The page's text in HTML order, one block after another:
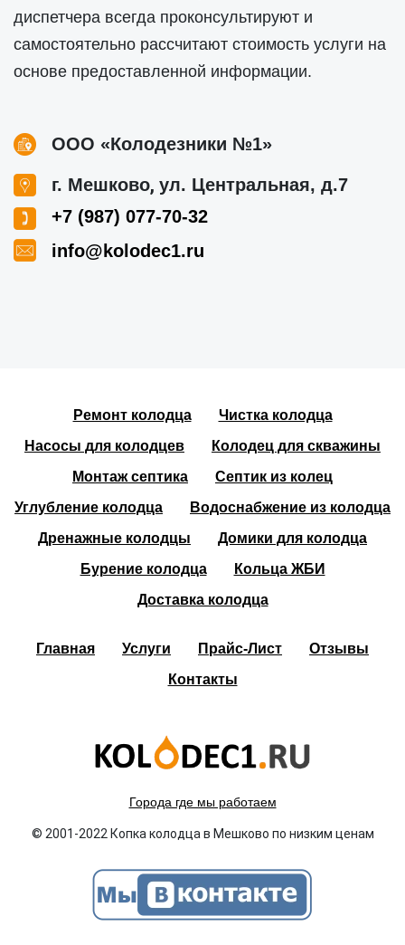
диспетчера всегда проконсультируют и
самостоятельно рассчитают стоимость услуги на
основе предоставленной информации.
ООО «Колодезники №1»
г. Мешково, ул. Центральная, д.7
+7 (987) 077-70-32
info@kolodec1.ru
Ремонт колодца
Чистка колодца
Насосы для колодцев
Колодец для скважины
Монтаж септика
Септик из колец
Углубление колодца
Водоснабжение из колодца
Дренажные колодцы
Домики для колодца
Бурение колодца
Кольца ЖБИ
Доставка колодца
Главная Услуги Прайс-Лист
Отзывы
Контакты
Города где мы работаем
© 2001-2022 Копка колодца в Мешково по низким ценам